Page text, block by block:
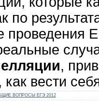
по
проведения
,
вести
ВОПРОСЫ ЕГЭ 2012